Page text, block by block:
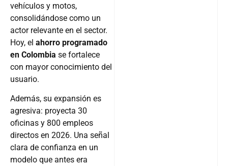
consolidándose como un
actor relevante en el sector.
Hoy, elahorro programado
en Colombiase fortalece
con mayor conocimiento del
usuario.
agresiva: proyecta 30
oficinas y 800 empleos
directos en 2026. Una señal
clara de confianza en un
modelo que antes era
subestimado.